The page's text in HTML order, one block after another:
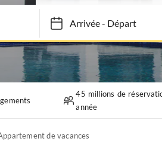
Arrivée-Départ
45 millions de
année
de vacances